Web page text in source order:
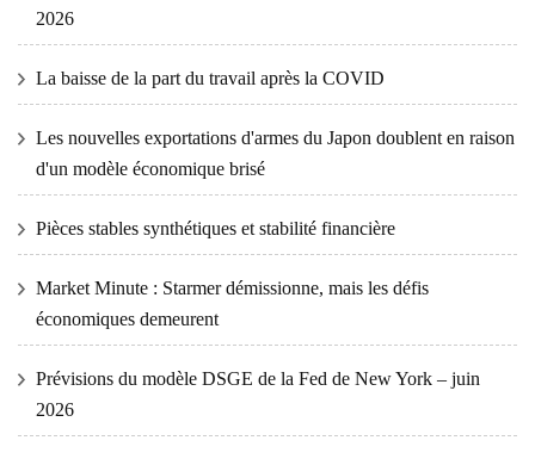
2026
La baisse de la part du travail après la COVID
Les nouvelles exportations d'armes du Japon doublent en raison
d'un modèle économique brisé
Pièces stables synthétiques et stabilité financière
Market Minute : Starmer démissionne, mais les défis
économiques demeurent
Prévisions du modèle DSGE de la Fed de New York – juin
2026